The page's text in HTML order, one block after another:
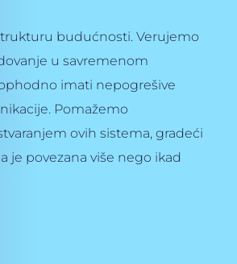
budućnosti. Verujemo
u savremenom
imati nepogrešive
Pomažemo
ovih sistema, gradeći
je povezana više nego ikad